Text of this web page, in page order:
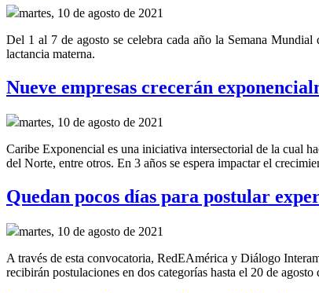
martes, 10 de agosto de 2021
Del 1 al 7 de agosto se celebra cada año la Semana
lactancia materna.
Nueve empresas crecerán
martes, 10 de agosto de 2021
Caribe Exponencial es una iniciativa intersectorial de la cual
del Norte, entre otros. En 3 años se espera impactar el
Quedan pocos días para postular
martes, 10 de agosto de 2021
A través de esta convocatoria, RedEAmérica y Diálogo
recibirán postulaciones en dos categorías hasta el 20 de agosto